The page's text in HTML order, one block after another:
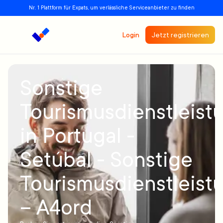
Nr. 1 Plattform für Expats, um verlässliche Serviceanbieter zu finden
Login Jetzt registrieren
Sonstige
in Portugal -
Setúbal - Sonstige
– A4ord